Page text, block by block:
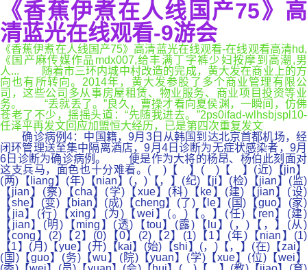
《香蕉伊煮在人线国产75》高
清蓝光在线观看-9游会
《香蕉伊煮在人线国产75》高清蓝光在线观看-在线观看高清hd,
《国产麻传媒作品mdx007,给丰满丁字裤少妇按摩到高潮,男
人... 随着市三环内城中村改造的完成，黄大发在商业上的方
向也有所转向。2014年，黄大发参股了多个商业管理有限公
司，这些公司多从事房屋租赁、物业服务、商业项目投资等业
务。 “丢就丢了。”良久，曹操才看向夏侯渊，一瞬间，仿佛
苍老了不少，摇摇头道：“先随我进去。”2ps0ifad-wlhsbjspl10-
任泽平再发文回应加盟恒大经历，已是第四次重复发文
确诊病例4：中国籍，9月3日从韩国到达北京首都机场，经
闭环管理送至集中隔离酒店，9月4日诊断为无症状感染者，9月
6日诊断为确诊病例。 便是作为大将的杨昂、杨伯此刻面对
这支兵马，面色也十分难看。( )【 】( )【 】(近)【jin】
(两)【liang】(年)【nian】(，)【，】(纪)【ji】(检)【jian】(监)
【jian】(察)【cha】(学)【xue】(科)【ke】(建)【jian】(设)
【she】(变)【bian】(成)【cheng】(了)【le】(国)【guo】(家)
【jia】(行)【xing】(为)【wei】(。)【。】(任)【ren】(建)
【jian】(明)【ming】(透)【tou】(露)【lu】(，)【，】(从)
【cong】(2)【2】(0)【0】(2)【2】(1)【1】(年)【nian】(1)
【1】(月)【yue】(开)【kai】(始)【shi】(，)【，】(在)【zai】
(国)【guo】(务)【wu】(院)【yuan】(学)【xue】(位)【wei】